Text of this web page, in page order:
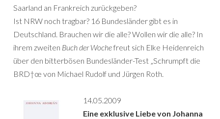
Saarland an Frankreich zurückgeben?
Ist NRW noch tragbar? 16 Bundesländer gibt es in
Deutschland. Brauchen wir die alle? Wollen wir die alle? In
ihrem zweiten Buch der Wochefreut sich Elke Heidenreich
über den bitterbösen Bundesländer-Test „Schrumpft die
BRD†œ von Michael Rudolf und Jürgen Roth.
14.05.2009
Eine exklusive Liebe von Johanna